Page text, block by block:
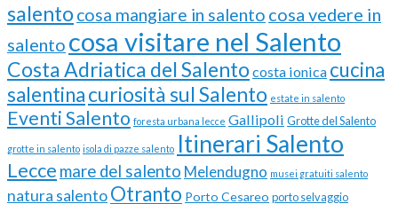
salentocosa mangiare in salento cosa vedere in
salento cosa visitare nel Salento
Costa Adriatica del Salento costa ionica cucina
salentinacuriosità sul Salento estate in salento
Eventi Salento foresta urbana lecce Gallipoli Grotte del Salento
grotte in salento isola di pazze salento Itinerari Salento
Lecce mare del salento Melendugno musei gratuiti salento
natura salentoOtranto Porto Cesareo porto selvaggio